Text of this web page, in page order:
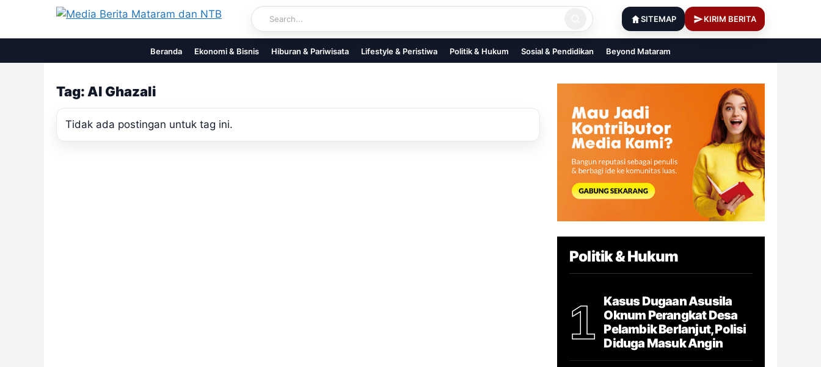
content
SITEMAP KIRIM BERITA
Beranda Ekonomi & Bisnis Hiburan & Pariwisata Lifestyle & Peristiwa Politik & Hukum Sosial & Pendidikan Beyond Mataram
Tag: Al Ghazali
Tidak ada postingan untuk tag ini.
Politik & Hukum
1
Kasus Dugaan Asusila
Oknum Perangkat Desa
Pelambik Berlanjut, Polisi
Diduga Masuk Angin